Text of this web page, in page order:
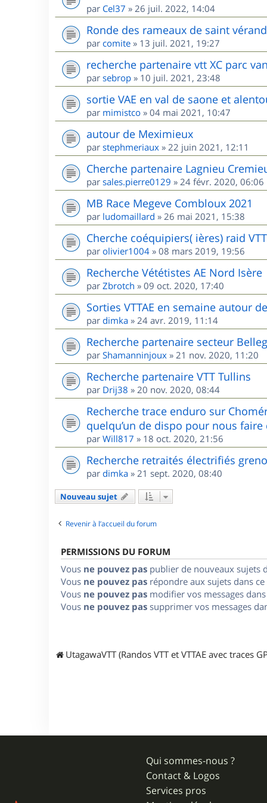
par Cel37 » 26 juil. 2022, 14:04
Ronde des rameaux de saint
par comite » 13 juil. 2021, 19:27
recherche partenaire vtt XC parc
par sebrop » 10 juil. 2021, 23:48
sortie VAE en val de saone et
par mimistco » 04 mai 2021, 10:47
autour de Meximieux
par stephmeriaux » 22 juin 2021, 12:11
Cherche partenaire Lagnieu
par sales.pierre0129 » 24 févr. 2020, 06:06
MB Race Megeve Combloux 2021
par ludomaillard » 26 mai 2021, 15:38
Cherche coéquipiers( ières) raid
par olivier1004 » 08 mars 2019, 19:56
Recherche Vététistes AE Nord Isère
par Zbrotch » 09 oct. 2020, 17:40
Sorties VTTAE en semaine autour
par dimka » 24 avr. 2019, 11:14
Recherche partenaire secteur
par Shamanninjoux » 21 nov. 2020, 11:20
Recherche partenaire VTT Tullins
par Drij38 » 20 nov. 2020, 08:44
Recherche trace enduro sur
quelqu’un de dispo pour nous
par Will817 » 18 oct. 2020, 21:56
Recherche retraités électrifiés
par dimka » 21 sept. 2020, 08:40
Nouveau sujet
Revenir à l’accueil du forum
PERMISSIONS DU FORUM
Vous ne pouvez pas publier de nouveaux sujets
Vous ne pouvez pas répondre aux sujets dans
Vous ne pouvez pas modifier vos messages
Vous ne pouvez pas supprimer vos messages
UtagawaVTT (Randos VTT et VTTAE avec traces
Qui sommes-nous ?
Contact & Logos
Services pros